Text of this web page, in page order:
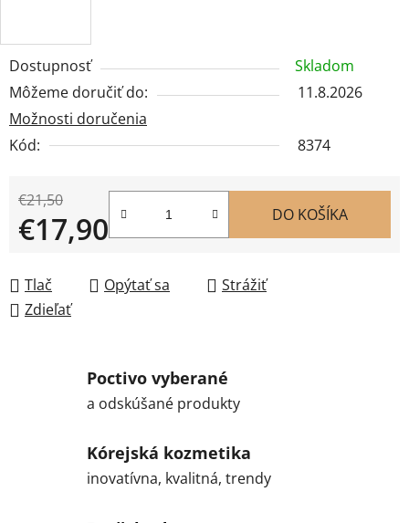
Dostupnosť
Skladom
Môžeme doručiť do:
11.8.2026
Možnosti doručenia
Kód:
8374
€21,50
€17,90 DO KOŠÍKA
Tlač Opýtať sa
Strážiť
Zdieľať
Poctivo vyberané
a odskúšané produkty
Kórejská kozmetika
inovatívna, kvalitná, trendy